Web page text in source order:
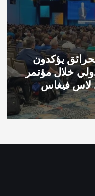
يؤكدون
خلال مؤتمر